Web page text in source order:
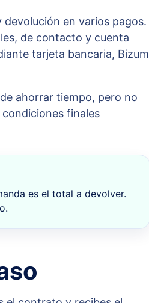
en varios pagos.
de contacto y cuenta
tarjeta bancaria, Bizum
ahorrar tiempo, pero no
finales
es el total a devolver.